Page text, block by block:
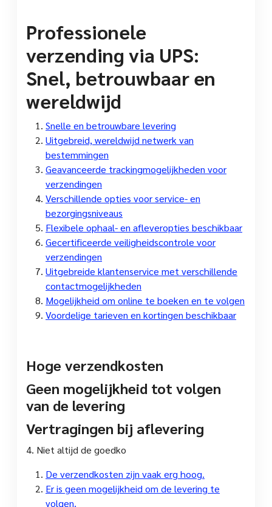
Professionele
verzending via UPS:
Snel, betrouwbaar en
wereldwijd
Snelle en betrouwbare levering
Uitgebreid, wereldwijd netwerk van
bestemmingen
Geavanceerde trackingmogelijkheden voor
verzendingen
Verschillende opties voor service- en
bezorgingsniveaus
Flexibele ophaal- en afleveropties beschikbaar
Gecertificeerde veiligheidscontrole voor
verzendingen
Uitgebreide klantenservice met verschillende
contactmogelijkheden
Mogelijkheid om online te boeken en te volgen
Voordelige tarieven en kortingen beschikbaar
Hoge verzendkosten
Geen mogelijkheid tot volgen
van de levering
Vertragingen bij aflevering
4. Niet altijd de goedko
De verzendkosten zijn vaak erg hoog.
Er is geen mogelijkheid om de levering te
volgen.